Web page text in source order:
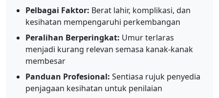
Pelbagai Faktor: Berat lahir, komplikasi, dan
kesihatan mempengaruhi perkembangan
Peralihan Berperingkat: Umur terlaras
menjadi kurang relevan semasa kanak-kanak
membesar
Panduan Profesional: Sentiasa rujuk penyedia
penjagaan kesihatan untuk penilaian